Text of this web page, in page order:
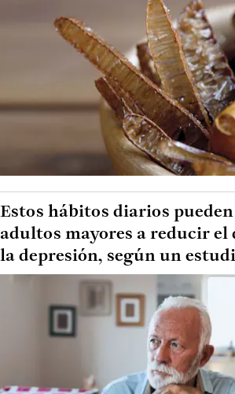
Estos hábitos diarios
adultos mayores a reducir
la depresión, según un